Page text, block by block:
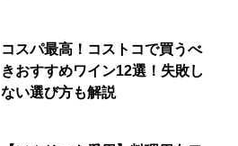
コスパ最高！コストコで買うべ
きおすすめワイン12選！失敗し
ない選び方も解説